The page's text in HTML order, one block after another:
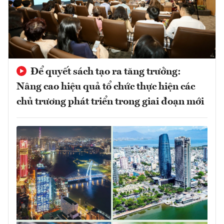
Để quyết sách tạo ra tăng trưởng:
Nâng cao hiệu quả tổ chức thực hiện các
chủ trương phát triển trong giai đoạn mới